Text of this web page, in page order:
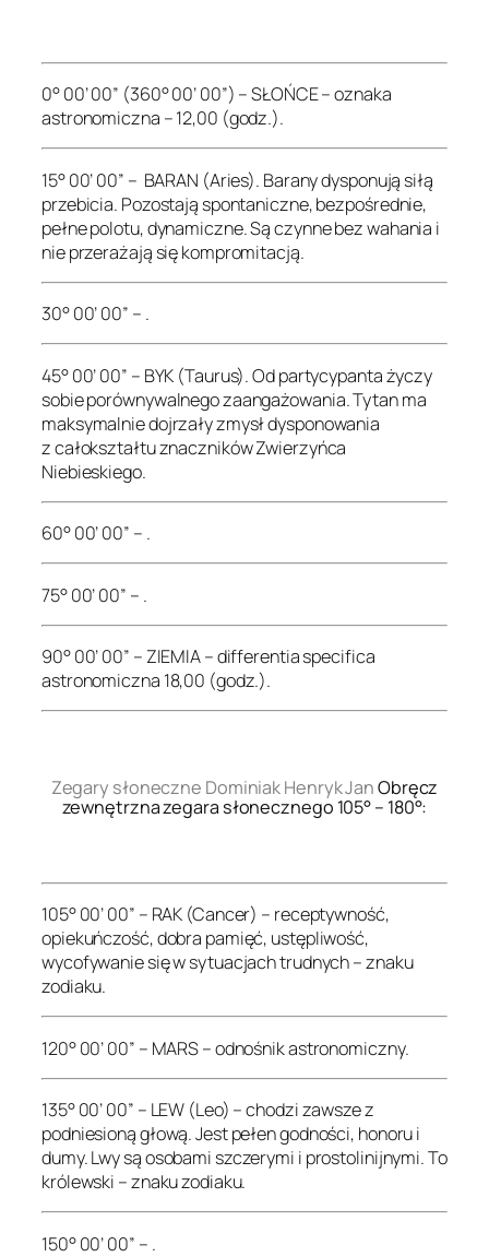
0° 00’ 00” (360° 00’ 00”) – SŁOŃCE – oznaka
astronomiczna – 12,00 (godz.).
15° 00’ 00” – BARAN (Aries). Barany dysponują siłą
przebicia. Pozostają spontaniczne, bezpośrednie,
pełne polotu, dynamiczne. Są czynne bez wahania i
nie przerażają się kompromitacją.
30° 00’ 00” – .
45° 00’ 00” – BYK (Taurus). Od partycypanta życzy
sobie porównywalnego zaangażowania. Tytan ma
maksymalnie dojrzały zmysł dysponowania
z całokształtu znaczników Zwierzyńca
Niebieskiego.
60° 00’ 00” – .
75° 00’ 00” – .
90° 00’ 00” – ZIEMIA – differentia specifica
astronomiczna 18,00 (godz.).
Zegary słoneczne Dominiak Henryk JanObręcz
zewnętrzna zegara słonecznego 105° – 180°:
105° 00’ 00” – RAK (Cancer) – receptywność,
opiekuńczość, dobra pamięć, ustępliwość,
wycofywanie się w sytuacjach trudnych – znaku
zodiaku.
120° 00’ 00” – MARS – odnośnik astronomiczny.
135° 00’ 00” – LEW (Leo) – chodzi zawsze z
podniesioną głową. Jest pełen godności, honoru i
dumy. Lwy są osobami szczerymi i prostolinijnymi. To
królewski – znaku zodiaku.
150° 00’ 00” – .